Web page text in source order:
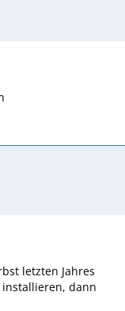
letzten Jahres
dann